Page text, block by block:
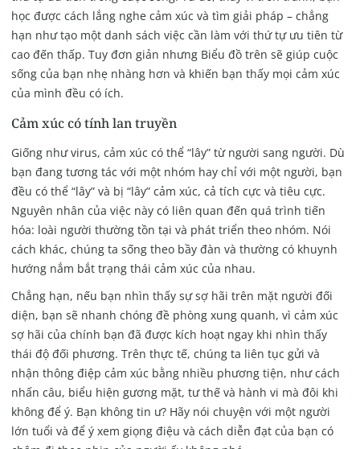
học được cách lắng nghe cảm xúc và tìm giải pháp – chẳng
hạn như tạo một danh sách việc cần làm với thứ tự ưu tiên từ
cao đến thấp. Tuy đơn giản nhưng Biểu đồ trên sẽ giúp cuộc
sống của bạn nhẹ nhàng hơn và khiến bạn thấy mọi cảm xúc
của mình đều có ích.
Cảm xúc có tính lan truyền
Giống như virus, cảm xúc có thể “lây” từ người sang người. Dù
bạn đang tương tác với một nhóm hay chỉ với một người, bạn
đều có thể “lây” và bị “lây” cảm xúc, cả tích cực và tiêu cực.
Nguyên nhân của việc này có liên quan đến quá trình tiến
hóa: loài người thường tồn tại và phát triển theo nhóm. Nói
cách khác, chúng ta sống theo bầy đàn và thường có khuynh
hướng nắm bắt trạng thái cảm xúc của nhau.
Chẳng hạn, nếu bạn nhìn thấy sự sợ hãi trên mặt người đối
diện, bạn sẽ nhanh chóng đề phòng xung quanh, vì cảm xúc
sợ hãi của chính bạn đã được kích hoạt ngay khi nhìn thấy
thái độ đối phương. Trên thực tế, chúng ta liên tục gửi và
nhận thông điệp cảm xúc bằng nhiều phương tiện, như cách
nhấn câu, biểu hiện gương mặt, tư thế và hành vi mà đôi khi
không để ý. Bạn không tin ư? Hãy nói chuyện với một người
lớn tuổi và để ý xem giọng điệu và cách diễn đạt của bạn có